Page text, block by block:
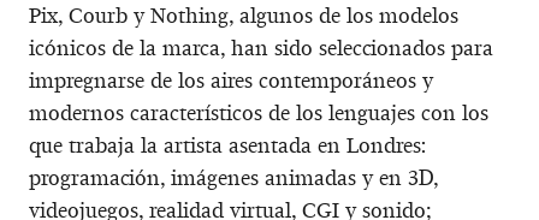
Pix, Courb y Nothing, algunos de los modelos
icónicos de la marca, han sido seleccionados para
impregnarse de los aires contemporáneos y
modernos característicos de los lenguajes con los
que trabaja la artista asentada en Londres:
programación, imágenes animadas y en 3D,
videojuegos, realidad virtual, CGI y sonido;